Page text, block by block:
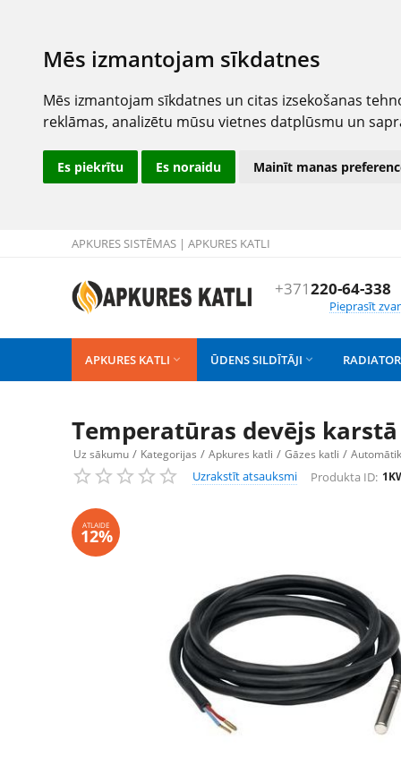
Mēs izmantojam sīkdatnes
Mēs izmantojam sīkdatnes un citas izsekošanas
reklāmas, analizētu mūsu vietnes datplūsmu un
Es piekrītu Es noraidu Mainīt manas
APKURES SISTĒMAS | APKURES KATLI
+371220-64-338
Pieprasīt
APKURES KATLI  ŪDENS SILDĪTĀJI 
Temperatūras devējs
Uz sākumu / Kategorijas / Apkures katli / Gāzes katli /
Uzrakstīt atsauksmi
Produkta ID:
ATLAIDE
12%